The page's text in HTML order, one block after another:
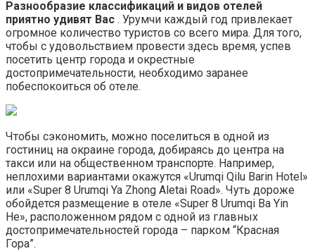
Разнообразие классификаций и видов отелей
приятно удивят Вас . Урумчи каждый год привлекает
огромное количество туристов со всего мира. Для того,
чтобы с удовольствием провести здесь время, успев
посетить центр города и окрестные
достопримечательности, необходимо заранее
побеспокоиться об отеле.
Чтобы сэкономить, можно поселиться в одной из
гостиниц на окраине города, добираясь до центра на
такси или на общественном транспорте. Например,
неплохими вариантами окажутся «Urumqi Qilu Barin Hotel»
или «Super 8 Urumqi Ya Zhong Aletai Road». Чуть дороже
обойдется размещение в отеле «Super 8 Urumqi Ba Yin
He», расположенном рядом с одной из главных
достопримечательностей города – парком “Красная
Гора”.